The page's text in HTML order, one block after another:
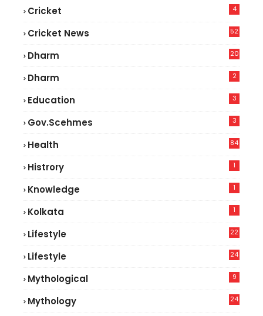
Cricket 4
Cricket News
52
Dharm 20
Dharm 2
Education 3
Gov.scehmes 3
Health
84
Histrory 1
Knowledge 1
Kolkata 1
Lifestyle
22
Lifestyle
24
Mythological 9
Mythology 24